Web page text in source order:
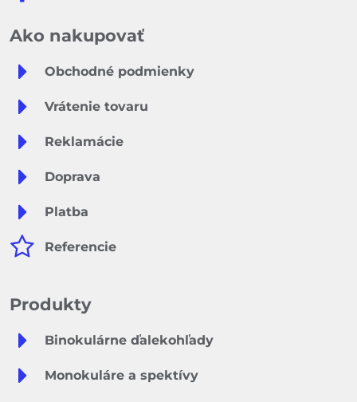
Ako nakupovať
Obchodné podmienky
Vrátenie tovaru
Reklamácie
Doprava
Platba
Referencie
Produkty
Binokulárne ďalekohľady
Monokuláre a spektívy